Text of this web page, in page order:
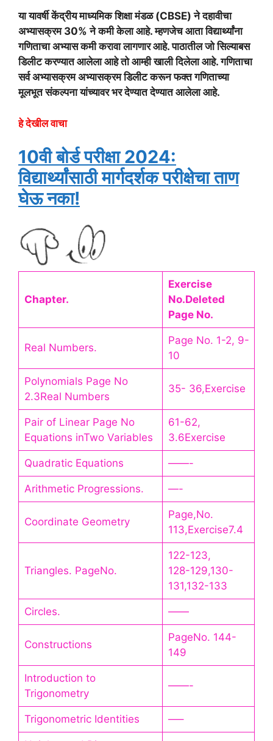
या यावर्षी केंद्रीय माध्यमिक शिक्षा मंडळ (CBSE) ने दहावीचा
अभ्यासक्रम 30% ने कमी केला आहे. म्हणजेच आता विद्यार्थ्यांना
गणिताचा अभ्यास कमी करावा लागणार आहे. पाठातील जो सिल्याबस
डिलीट करण्यात आलेला आहे तो आम्ही खाली दिलेला आहे. गणिताचा
सर्व अभ्यासक्रम अभ्यासक्रम डिलीट करून फक्त गणिताच्या
मूलभूत संकल्पना यांच्यावर भर देण्यात देण्यात आलेला आहे.
हे देखील वाचा
10वी बोर्ड परीक्षा 2024:
विद्यार्थ्यांसाठी मार्गदर्शक परीक्षेचा ताण
घेऊ नका!
Chapter.
Exercise
No.Deleted
Page No.
Real Numbers.
Page No. 1-2, 9-
10
Polynomials Page No
2.3Real Numbers
35- 36,Exercise
Pair of Linear Page No
Equations inTwo Variables
61-62,
3.6Exercise
Quadratic Equations ——-
Arithmetic Progressions. —-
Coordinate Geometry
Page,No.
113,Exercise7.4
Triangles. PageNo.
122-123,
128-129,130-
131,132-133
Circles. ——
Constructions
PageNo. 144-
149
Introduction to
Trigonometry
——-
Trigonometric Identities —–